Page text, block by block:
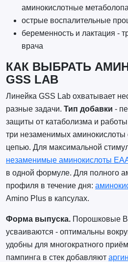
аминокислотные
острые воспалительные
беременность и лактация -
врача
КАК ВЫБРАТЬ
GSS LAB
Линейка GSS Lab охватывает
разные задачи. Тип добавки -
защиты от катаболизма и
три незаменимых аминокислоты
цепью. Для максимальной
незаменимые аминокислоты
в одной формуле. Для полного
профиля в течение дня:
Amino Plus в капсулах.
Форма выпуска.Порошковые
усваиваются - оптимальны
удобны для многократного
пампинга в стек добавляют